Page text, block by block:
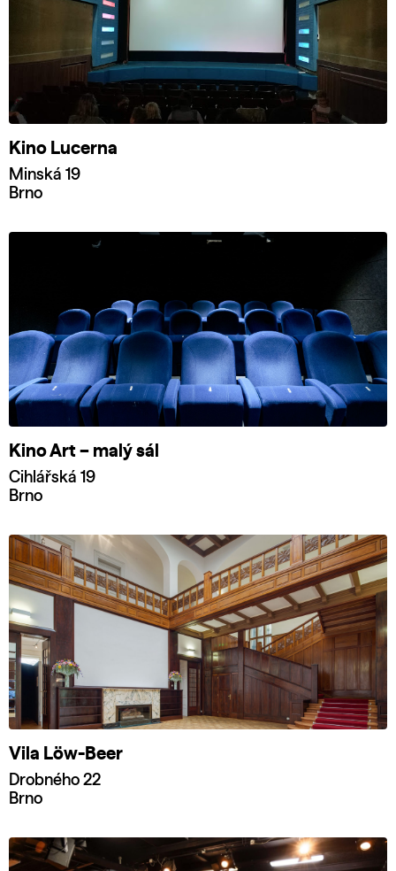
Kino Lucerna
Minská 19
Brno
Kino Art – malý sál
Cihlářská 19
Brno
Vila Löw-Beer
Drobného 22
Brno